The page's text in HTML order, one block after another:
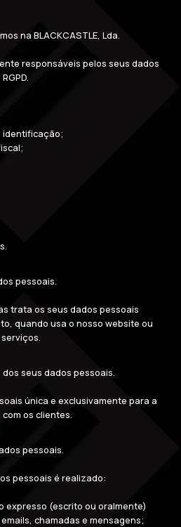
na BLACKCASTLE, Lda.
responsáveis pelos seus dados
identificação;
pessoais.
trata os seus dados pessoais
quando usa o nosso website ou
seus dados pessoais.
única e exclusivamente para a
os clientes.
pessoais.
pessoais é realizado:
expresso (escrito ou oralmente)
chamadas e mensagens;